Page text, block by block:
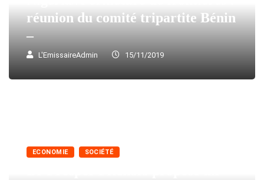
réunion du comité tripartite Bénin
–
L'EmissaireAdmin 15/11/2019
ECONOMIE SOCIÉTÉ